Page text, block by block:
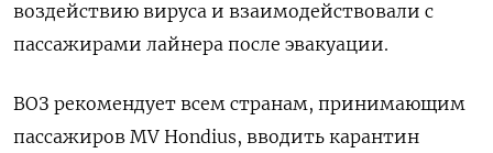
воздействию вируса и взаимодействовали с
пассажирами лайнера после эвакуации.
ВОЗ рекомендует всем странам, принимающим
пассажиров MV Hondius, вводить карантин